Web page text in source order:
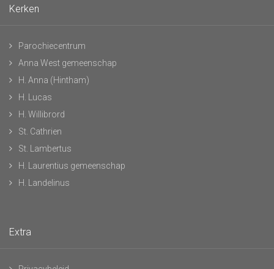
Kerken
Parochiecentrum
Anna West gemeenschap
H. Anna (Hintham)
H. Lucas
H. Willibrord
St. Cathrien
St. Lambertus
H. Laurentius gemeenschap
H. Landelinus
Extra